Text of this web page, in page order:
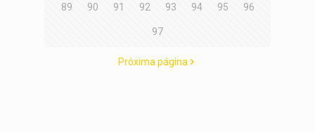
89 90 91 92 93 94 95 96
97
Próxima página